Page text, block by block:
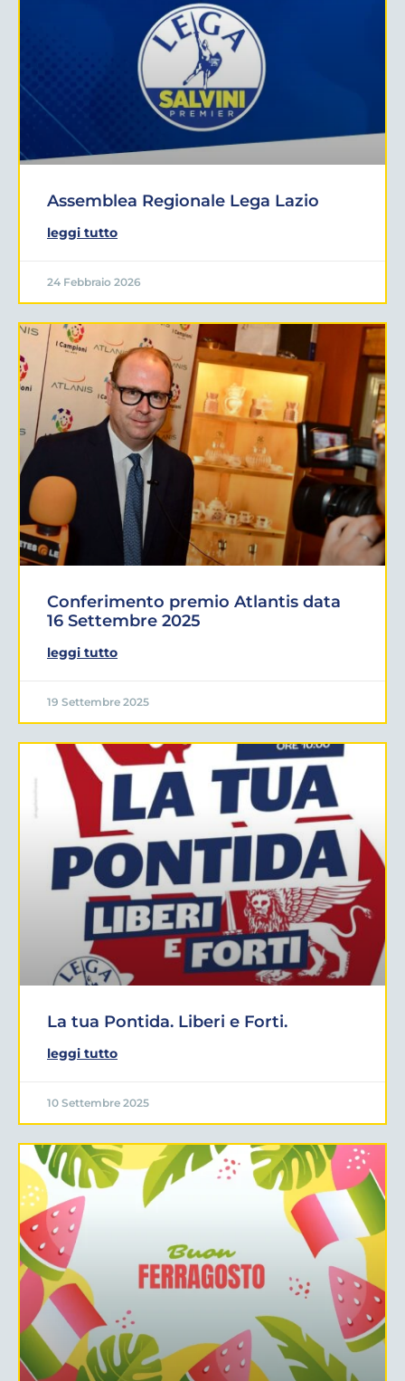
Assemblea Regionale Lega Lazio
leggi tutto
24 Febbraio 2026
Conferimento premio Atlantis data
16 Settembre 2025
leggi tutto
19 Settembre 2025
La tua Pontida. Liberi e Forti.
leggi tutto
10 Settembre 2025